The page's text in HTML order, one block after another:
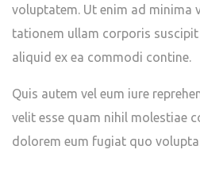
voluptatem. Ut enim ad minima
tationem ullam corporis
aliquid ex ea commodi contine.
Quis autem vel eum iure
velit esse quam nihil molestiae
dolorem eum fugiat quo